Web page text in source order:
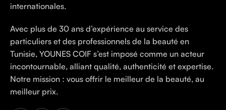
internationales.
Avec plus de 30 ans d’expérience au service des
particuliers et des professionnels de la beauté en
Tunisie, YOUNES COIF s’est imposé comme un acteur
incontournable, alliant qualité, authenticité et expertise.
Notre mission : vous offrir le meilleur de la beauté, au
meilleur prix.